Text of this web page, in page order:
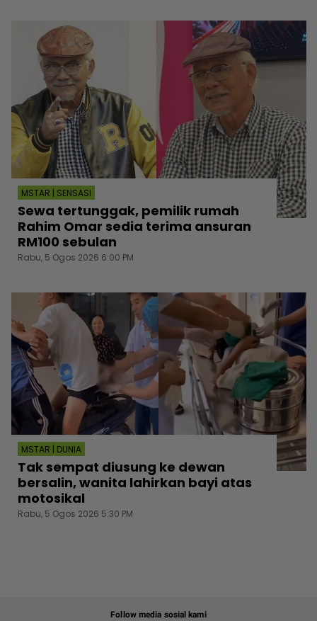
MSTAR | SENSASI
Sewa tertunggak, pemilik rumah
Rahim Omar sedia terima ansuran
RM100 sebulan
Rabu, 5 Ogos 2026 6:00 PM
MSTAR | DUNIA
Tak sempat diusung ke dewan
bersalin, wanita lahirkan bayi atas
motosikal
Rabu, 5 Ogos 2026 5:30 PM
Follow media sosial kami